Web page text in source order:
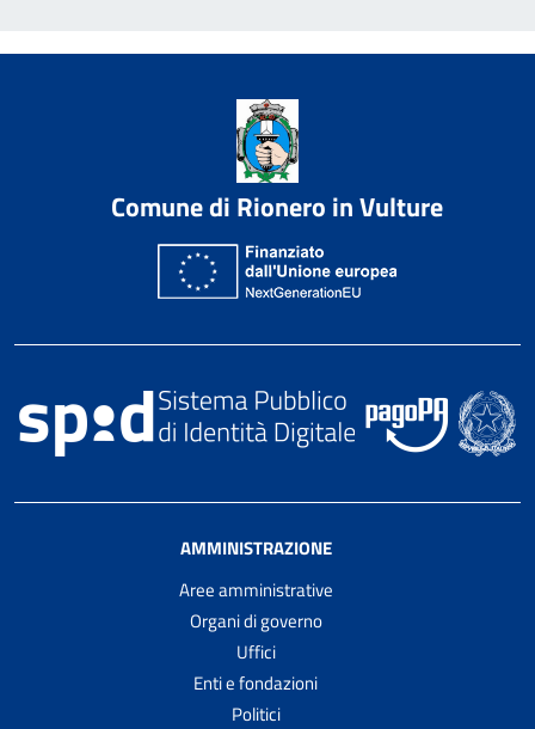
Comune di Rionero in Vulture
AMMINISTRAZIONE
Aree amministrative
Organi di governo
Uffici
Enti e fondazioni
Politici